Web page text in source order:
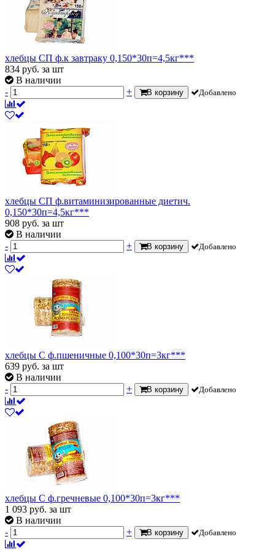
хлебцы СП ф.к завтраку 0,150*30п=4,5кг***
834 руб. за шт
В наличии
-
+ В корзину Добавлено
хлебцы СП ф.витаминизированные диетич.
0,150*30п=4,5кг***
908 руб. за шт
В наличии
-
+ В корзину Добавлено
хлебцы С ф.пшеничные 0,100*30п=3кг***
639 руб. за шт
В наличии
-
+ В корзину Добавлено
хлебцы С ф.гречневые 0,100*30п=3кг***
1 093 руб. за шт
В наличии
-
+ В корзину Добавлено